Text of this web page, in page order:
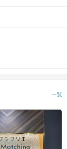
一覧